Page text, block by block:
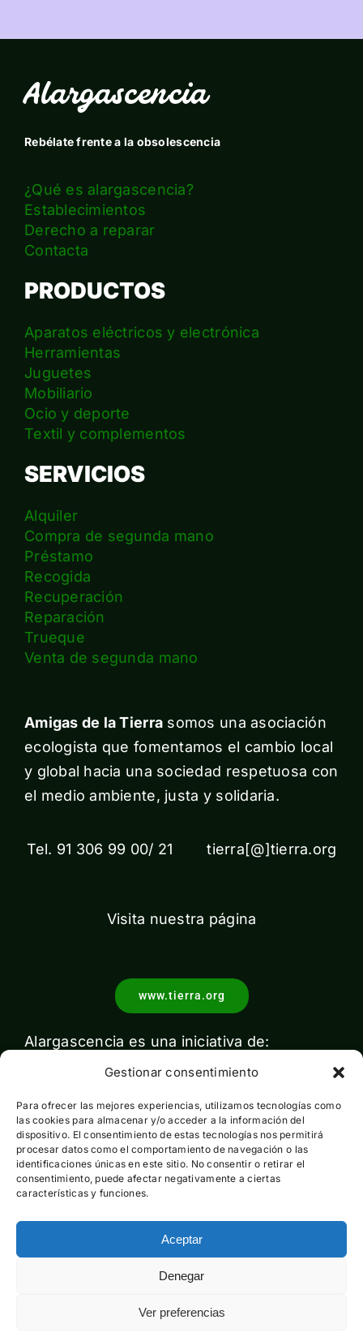
Gestionar consentimiento
Para ofrecer las mejores experiencias, utilizamos tecnologías como
las cookies para almacenar y/o acceder a la información del
dispositivo. El consentimiento de estas tecnologías nos permitirá
procesar datos como el comportamiento de navegación o las
identificaciones únicas en este sitio. No consentir o retirar el
consentimiento, puede afectar negativamente a ciertas
características y funciones.
Aceptar
Denegar
Ver preferencias
Alargascencia
Rebélate frente a la obsolescencia
¿Qué es alargascencia?
Establecimientos
Derecho a reparar
Contacta
PRODUCTOS
Aparatos eléctricos y electrónica
Herramientas
Juguetes
Mobiliario
Ocio y deporte
Textil y complementos
SERVICIOS
Alquiler
Compra de segunda mano
Préstamo
Recogida
Recuperación
Reparación
Trueque
Venta de segunda mano
Amigas de la Tierra somos una asociación
ecologista que fomentamos el cambio local
y global hacia una sociedad respetuosa con
el medio ambiente, justa y solidaria.
Tel. 91 306 99 00/ 21 tierra[@]tierra.org
Visita nuestra página
www.tierra.org
Alargascencia es una iniciativa de:
Con el apoyo de:
Esta actividad ha sido financiada por el Ministerio para la